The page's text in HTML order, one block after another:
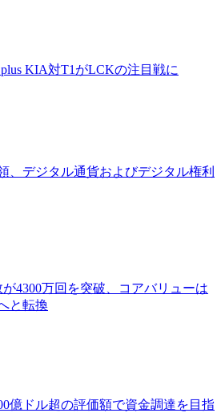
KIA対T1がLCKの注目戦に
、デジタル通貨およびデジタル権利
が4300万回を突破、コアバリューは
と転換
億ドル超の評価額で資金調達を目指